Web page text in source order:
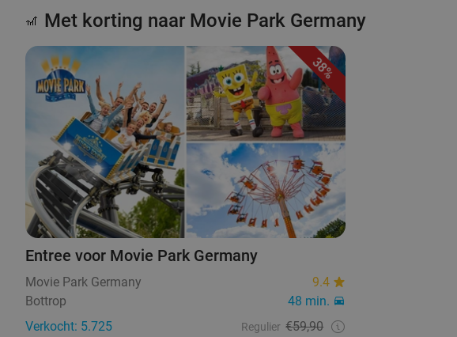
🎢 Met korting naar Movie Park Germany
38%
Entree voor Movie Park Germany
Movie Park Germany
9.4
Bottrop
48 min.
Verkocht: 5.725
Regulier €59,90